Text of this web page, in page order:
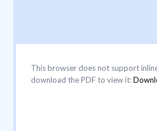
This browser does not support
download the PDF to view it: